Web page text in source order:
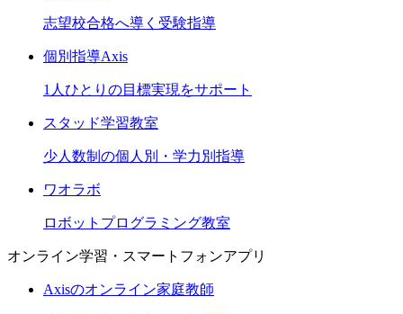
志望校合格へ導く受験指導
個別指導Axis
1人ひとりの目標実現をサポート
スタッド学習教室
少人数制の個人別・学力別指導
ワオラボ
ロボットプログラミング教室
オンライン学習・スマートフォンアプリ
Axisのオンライン家庭教師